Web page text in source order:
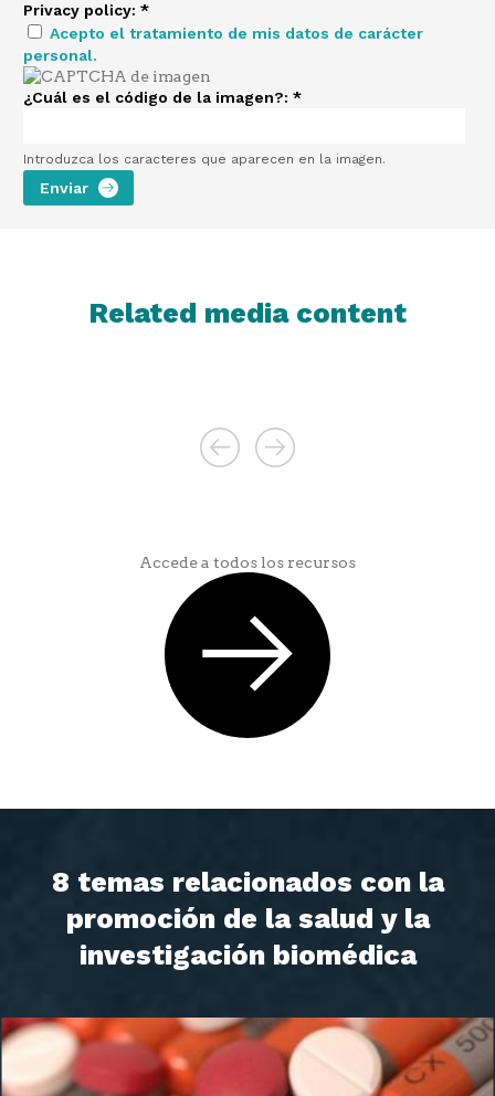
Privacy policy: *
Acepto el tratamiento de mis datos de carácter
personal.
¿Cuál es el código de la imagen?: *
Introduzca los caracteres que aparecen en la imagen.
Related media content
Accede a todos los recursos
8 temas relacionados con la
promoción de la salud y la
investigación biomédica